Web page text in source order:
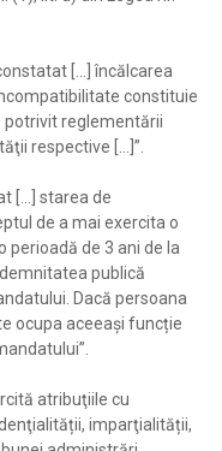
[…] încălcarea
constituie
potrivit reglementării
respective […]”.
[…] starea de
de a mai exercita o
perioadă de 3 ani de la
publică
Dacă persoana
ocupa aceeași funcție
atribuţiile cu
imparţialității,